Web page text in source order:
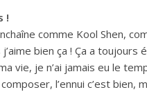
!
comme Kool Shen,
bien ça ! Ça a toujours
vie, je n’ai jamais eu le
l’ennui c’est bien,